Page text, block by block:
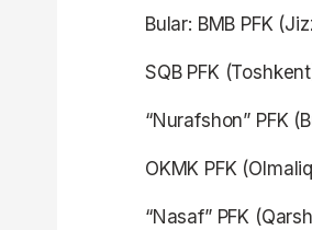
Bular: BMB PFK
SQB PFK
“Nurafshon” PFK
OKMK PFK
“Nasaf” PFK